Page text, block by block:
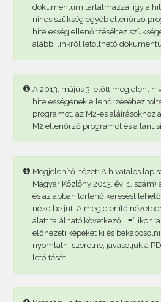
dokumentum tartalmazza, így a
nincs szükség egyéb ellenőrző
hitelesség ellenőrzéséhez
alábbi linkről letölthető
A 2013. május 3. előtt megjelent
hitelességének ellenőrzéséhez
programot, az M2-es aláírásokhoz
M2 ellenőrző programot és a
Megjelenítő nézet: A hivatalos lap
Magyar Közlöny 2013. évi 1. szám)
és az abban történő keresést
nézetbe jut. A megjelenítő
alatt található következő „:≡”
előnézeti képeket ki és
nyomtatni szeretne, javasoljuk a
letöltését.